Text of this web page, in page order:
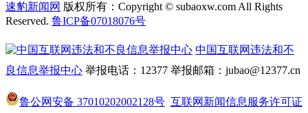
速豹新闻网 版权所有：Copyright © subaoxw.com All Rights
Reserved. 鲁ICP备07018076号
中国互联网违法和不
良信息举报中心 举报电话：12377 举报邮箱：jubao@12377.cn
鲁公网安备 37010202002128号 互联网新闻信息服务许可证